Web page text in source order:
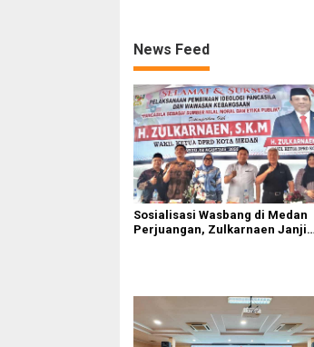
News Feed
Sosialisasi Wasbang di Medan
Perjuangan, Zulkarnaen Janji